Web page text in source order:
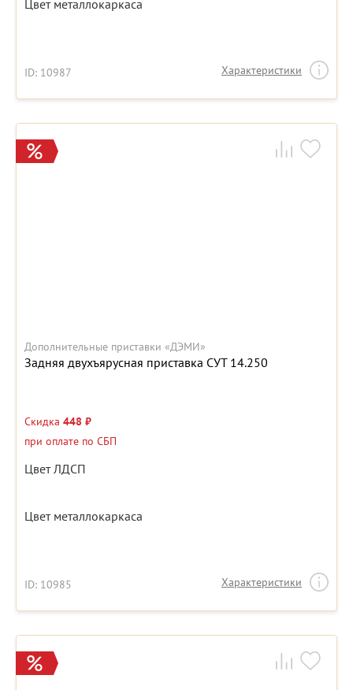
Цвет металлокаркаса
ID: 10987 Характеристики
Дополнительные приставки «ДЭМИ»
Задняя двухъярусная приставка СУТ 14.250
Скидка 448 ₽
при оплате по СБП
Цвет ЛДСП
Цвет металлокаркаса
ID: 10985 Характеристики